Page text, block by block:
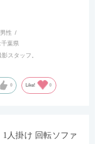
ンセントの場所を気
感じました。
男性
千葉県
スタッフ。
0 Like! 0
1人掛け 回転ソファ